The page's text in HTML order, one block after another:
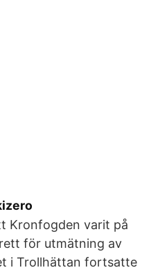
Kronfogden varit på
för utmätning av
i Trollhättan fortsatte